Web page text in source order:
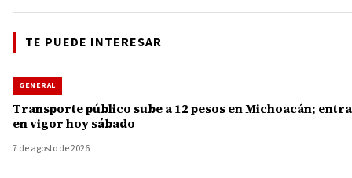
TE PUEDE INTERESAR
GENERAL
Transporte público sube a 12 pesos en Michoacán; entra
en vigor hoy sábado
7 de agosto de 2026